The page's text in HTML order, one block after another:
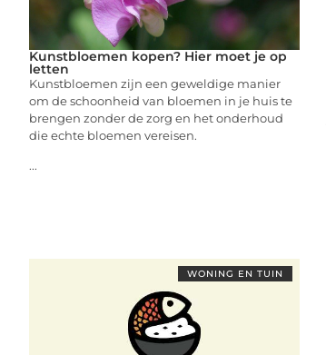
Kunstbloemen kopen? Hier moet je op
letten
Kunstbloemen zijn een geweldige manier
om de schoonheid van bloemen in je huis te
brengen zonder de zorg en het onderhoud
die echte bloemen vereisen.
...
WONING EN TUIN